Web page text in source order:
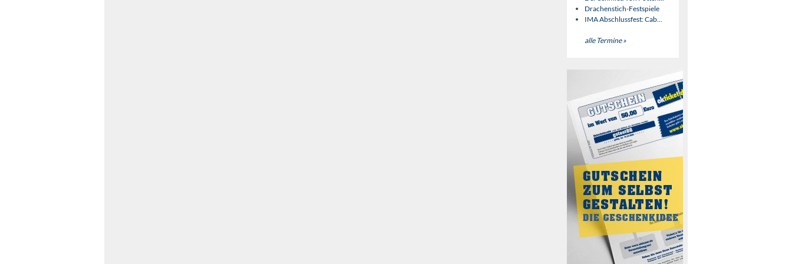
Drachenstich-Festspiele
IMA Abschlussfest: Cab...
alle Termine »